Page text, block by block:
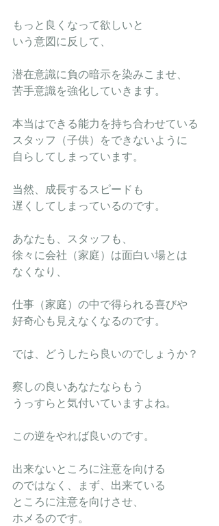
もっと良くなって欲しいと
いう意図に反して、
潜在意識に負の暗示を染みこませ、
苦手意識を強化していきます。
本当はできる能力を持ち合わせている
スタッフ（子供）をできないように
自らしてしまっています。
当然、成長するスピードも
遅くしてしまっているのです。
あなたも、スタッフも、
徐々に会社（家庭）は面白い場とは
なくなり、
仕事（家庭）の中で得られる喜びや
好奇心も見えなくなるのです。
では、どうしたら良いのでしょうか？
察しの良いあなたならもう
うっすらと気付いていますよね。
この逆をやれば良いのです。
出来ないところに注意を向ける
のではなく、まず、出来ている
ところに注意を向けさせ、
ホメるのです。